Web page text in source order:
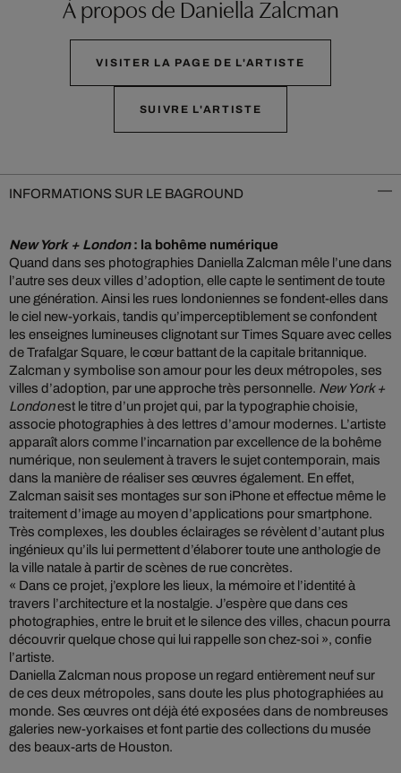
À propos de Daniella Zalcman
VISITER LA PAGE DE L'ARTISTE
SUIVRE L'ARTISTE
INFORMATIONS SUR LE BAGROUND
New York + London: la bohême numérique
Quand dans ses photographies Daniella Zalcman mêle l’une dans
l’autre ses deux villes d’adoption, elle capte le sentiment de toute
une génération. Ainsi les rues londoniennes se fondent-elles dans
le ciel new-yorkais, tandis qu’imperceptiblement se confondent
les enseignes lumineuses clignotant sur Times Square avec celles
de Trafalgar Square, le cœur battant de la capitale britannique.
Zalcman y symbolise son amour pour les deux métropoles, ses
villes d’adoption, par une approche très personnelle. New York +
Londonest le titre d’un projet qui, par la typographie choisie,
associe photographies à des lettres d’amour modernes. L’artiste
apparaît alors comme l’incarnation par excellence de la bohême
numérique, non seulement à travers le sujet contemporain, mais
dans la manière de réaliser ses œuvres également. En effet,
Zalcman saisit ses montages sur son iPhone et effectue même le
traitement d’image au moyen d’applications pour smartphone.
Très complexes, les doubles éclairages se révèlent d’autant plus
ingénieux qu’ils lui permettent d’élaborer toute une anthologie de
la ville natale à partir de scènes de rue concrètes.
« Dans ce projet, j’explore les lieux, la mémoire et l’identité à
travers l’architecture et la nostalgie. J’espère que dans ces
photographies, entre le bruit et le silence des villes, chacun pourra
découvrir quelque chose qui lui rappelle son chez-soi », confie
l’artiste.
Daniella Zalcman nous propose un regard entièrement neuf sur
de ces deux métropoles, sans doute les plus photographiées au
monde. Ses œuvres ont déjà été exposées dans de nombreuses
galeries new-yorkaises et font partie des collections du musée
des beaux-arts de Houston.